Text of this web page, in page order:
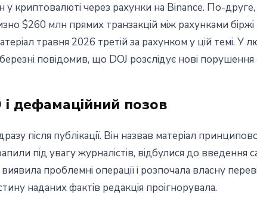
у криптовалюті через рахунки на Binance. По-
$260 млн прямих транзакцій між рахунками
травня 2026 третій за рахунком у цій темі.
березні повідомив, що DOJ розслідує нові
і дефамаційний позов
після публікації. Він назвав матеріал
під увагу журналістів, відбулися до введення
проблемні операції і розпочала власну
наданих фактів редакція проігнорувала.